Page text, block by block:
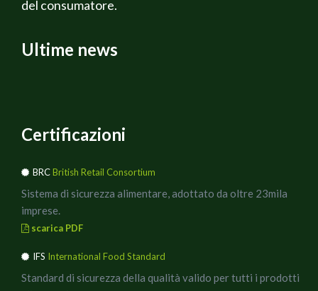
del consumatore.
Ultime news
Certificazioni
BRCBritish Retail Consortium
Sistema di sicurezza alimentare, adottato da oltre 23mila
imprese.
scarica PDF
IFS International Food Standard
Standard di sicurezza della qualità valido per tutti i prodotti